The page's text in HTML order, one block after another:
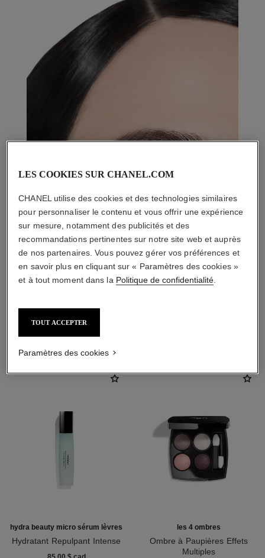
L'ACCORD PARFAIT
hydra beauty micro sérum lèvres
Hydratant Repulpant Intense
les 4 ombres
Ombre à Paupières Effets
Multiples
LES COOKIES SUR CHANEL.COM
CHANEL utilise des cookies et des technologies similaires
pour personnaliser le contenu et vous offrir une expérience
sur mesure, notamment des publicités et des
recommandations pertinentes sur notre site web et auprès
de nos partenaires. Vous pouvez gérer vos préférences et
en savoir plus en cliquant sur « Paramètres des cookies »
et à tout moment dans la Politique de confidentialité.
TOUT ACCEPTER
Paramètres des cookies